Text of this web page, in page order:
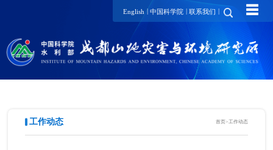
English | 中国科学院 | 联系我们 | ☰
工作动态 首页>工作动态